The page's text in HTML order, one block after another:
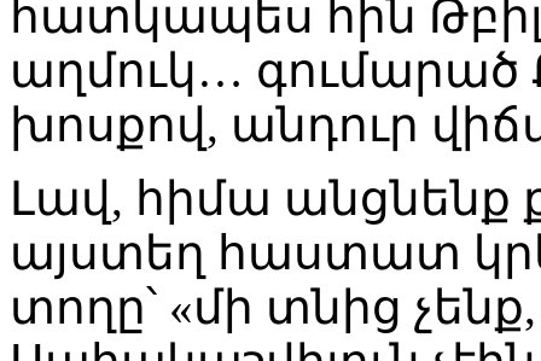
հատկապես հին
աղմուկ…
խոսքով, անդուր
Լավ, հիմա անցնենք
այստեղ հաստատ
տողը՝ «մի տնից